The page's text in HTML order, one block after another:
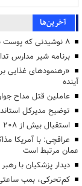
آخرین‌ها
۸ نوشیدنی که پوست شما را جوان و شاداب می‌کنند
برنامه شیر مدارس
«رهنمودهای غذایی
آینده
عاملین قتل مداح
توضیح مدیرکل
استقبال بیش از ۲۰۸ هزار جوان از رویداد «جوان سال»
عراقچی: با آمریکا
عمان مرتبط است
دیدار پزشکیان با
کم‌تحرکی، بمب